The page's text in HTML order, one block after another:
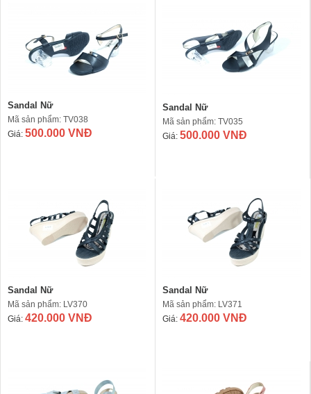
Sandal Nữ
Mã sản phẩm: TV038
Giá: 500.000 VNĐ
Sandal Nữ
Mã sản phẩm: TV035
Giá: 500.000 VNĐ
Sandal Nữ
Mã sản phẩm: LV370
Giá: 420.000 VNĐ
Sandal Nữ
Mã sản phẩm: LV371
Giá: 420.000 VNĐ